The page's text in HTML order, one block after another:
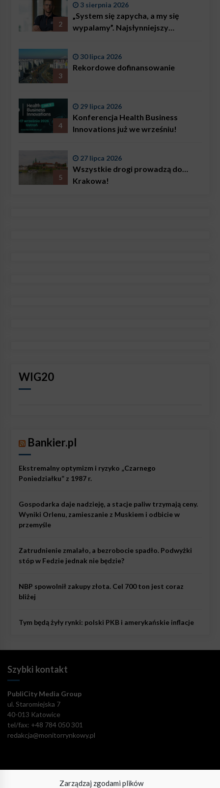
Zarządzaj zgodami plików
2
3 sierpnia 2026
„System się zapycha, a my się
wypalamy”. Najsłynniejszy
problemem są nie tylko choroby
3
30 lipca 2026
Rekordowe dofinansowanie
4
29 lipca 2026
Konferencja Health Business
Innovations już we wrześniu!
5
27 lipca 2026
Wszystkie drogi prowadzą do…
Krakowa!
WIG20
Bankier.pl
Ekstremalny optymizm i ryzyko „Czarnego
Poniedziałku” z 1987 r.
Gospodarka daje nadzieję, a stacje paliw trzymają ceny.
Wyniki Orlenu, zamieszanie z Muskiem i odbicie w
przemyśle
Zatrudnienie zmalało, a bezrobocie spadło. Podwyżki
stóp w Fedzie jednak nie będzie?
NBP spowolnił zakupy złota. Cel 700 ton jest coraz
bliżej
Tym będą żyły rynki: polski PKB i amerykańskie inflacje
Szybki kontakt
PubliCity Media Group
ul. Staromiejska 7
40-013 Katowice
tel/fax: +48 784 050 301
redakcja@monitorrynkowy.pl
Pozostańmy w kontakcie!